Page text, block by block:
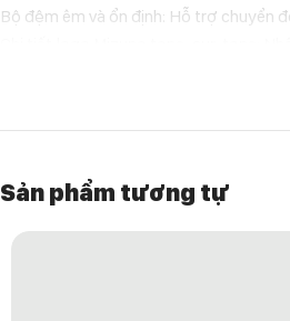
Bộ đệm êm và ổn định: Hỗ trợ chuyển
và thực dụng. Bạn có thể dễ dàng kết
Hướng dẫn bảo quản giày
Lau sạch bằng khăn mềm sau khi đi
Sản phẩm tương tự